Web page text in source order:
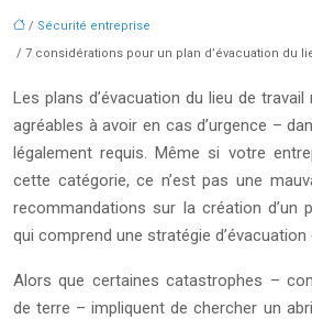
/ Sécurité entreprise
/ 7 considérations pour un plan d’évacuation du
Les plans d’évacuation du lieu de
agréables à avoir en cas d’urgence –
légalement requis. Même si votre
cette catégorie, ce n’est pas une
recommandations sur la création d’un
qui comprend une stratégie d’évacuation
Alors que certaines catastrophes –
de terre – impliquent de chercher un abri